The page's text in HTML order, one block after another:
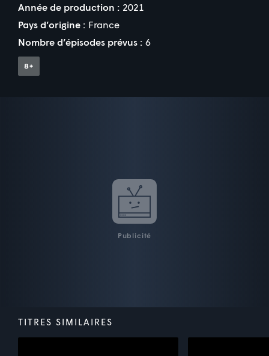
Année de production : 2021
Pays d’origine : France
Nombre d’épisodes prévus : 6
Publicité
TITRES SIMILAIRES